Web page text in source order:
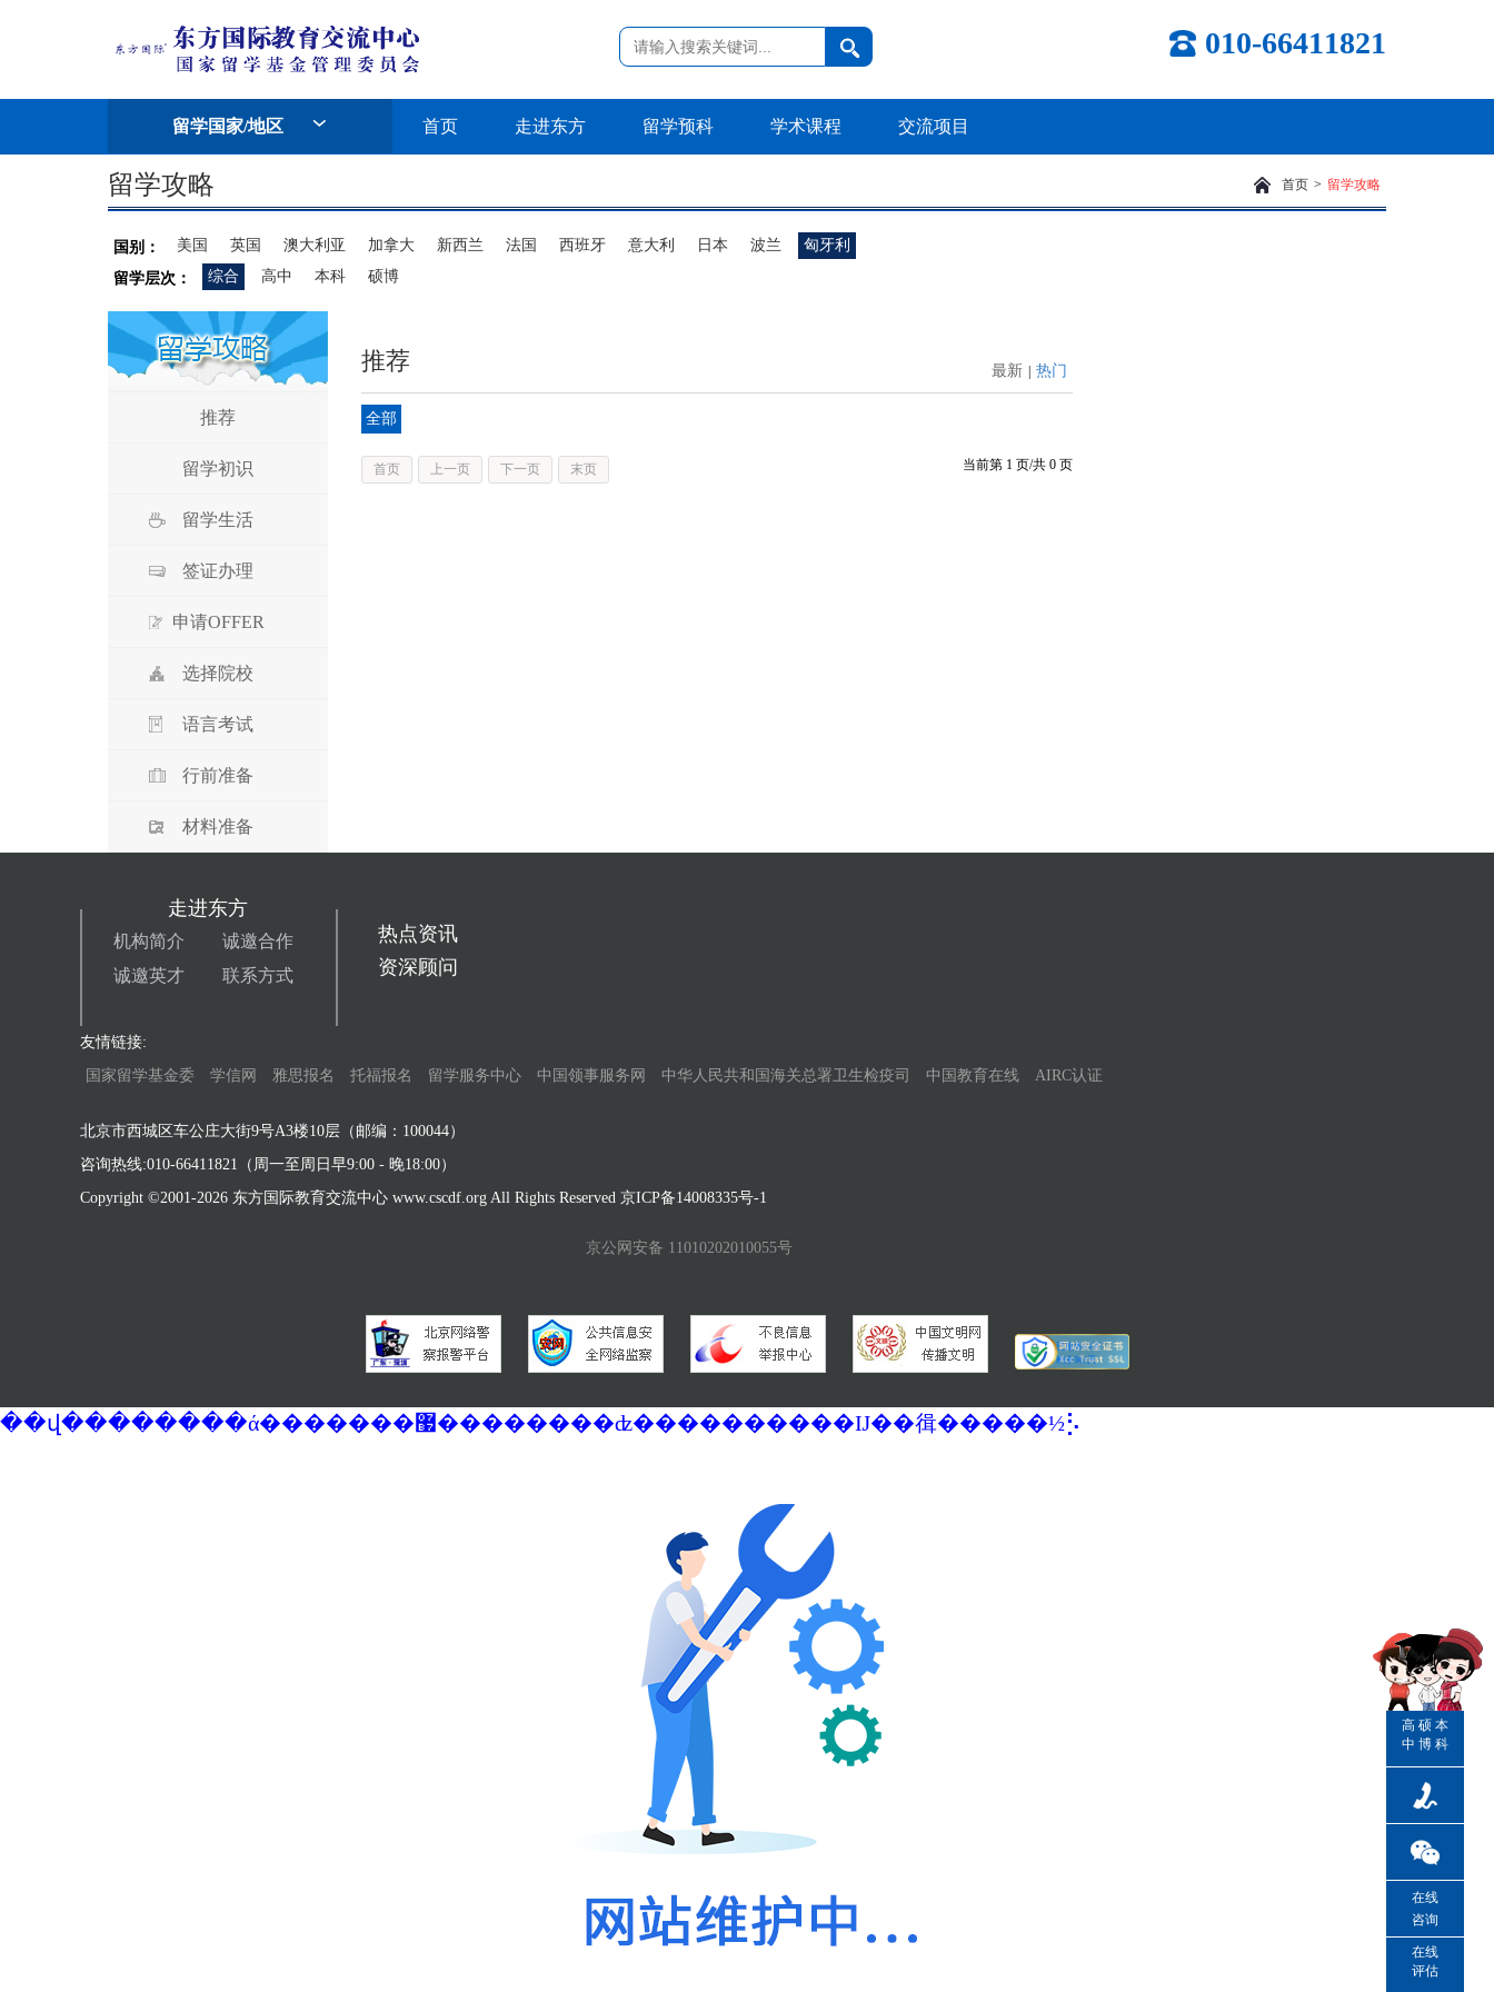
010-66411821
留学国家/地区 首页 走进东方 留学预科 学术课程 交流项目
留学攻略 首页 > 留学攻略
国别： 美国 英国 澳大利亚 加拿大 新西兰 法国 西班牙 意大利 日本 波兰
匈牙利
留学层次：
综合 高中 本科 硕博
推荐
留学初识
留学生活
签证办理
申请OFFER
选择院校
语言考试
行前准备
材料准备
推荐 最新 热门
全部
末页
下一页
上一页
首页 当前第 1 页/共 0 页
走进东方
机构简介
诚邀合作
诚邀英才
联系方式
热点资讯
资深顾问
友情链接:
国家留学基金委
学信网 雅思报名 托福报名 留学服务中心 中国领事服务网 中华人民共和国海关总署卫生检疫司 中国教育在线 AIRC认证
北京市西城区车公庄大街9号A3楼10层（邮编：100044）
咨询热线:010-66411821（周一至周日早9:00 - 晚18:00）
Copyright ©2001-2026 东方国际教育交流中心 www.cscdf.org All Rights Reserved 京ICP备14008335号-1
京公网安备 11010202010055号
高
中
硕
博
本
科
在线
咨询
在线
评估
��վ��������ά�������޷��������ʣ����������Ĳ��㣬�����½⡣